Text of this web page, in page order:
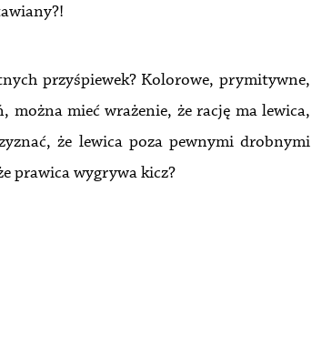
przyśpiewek? Kolorowe, prymitywne,
mieć wrażenie, że rację ma lewica,
że lewica poza pewnymi drobnymi
prawica wygrywa kicz?